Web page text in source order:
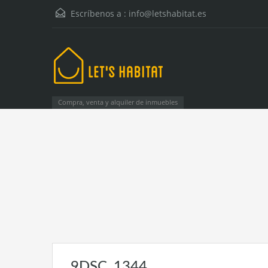
Escríbenos a : info@letshabitat.es
Compra, venta y alquiler de inmuebles